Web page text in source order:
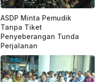
ASDP Minta Pemudik
Tanpa Tiket
Penyeberangan Tunda
Perjalanan